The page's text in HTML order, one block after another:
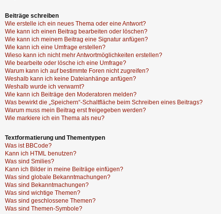
Beiträge schreiben
Wie erstelle ich ein neues Thema oder eine Antwort?
Wie kann ich einen Beitrag bearbeiten oder löschen?
Wie kann ich meinem Beitrag eine Signatur anfügen?
Wie kann ich eine Umfrage erstellen?
Wieso kann ich nicht mehr Antwortmöglichkeiten erstellen?
Wie bearbeite oder lösche ich eine Umfrage?
Warum kann ich auf bestimmte Foren nicht zugreifen?
Weshalb kann ich keine Dateianhänge anfügen?
Weshalb wurde ich verwarnt?
Wie kann ich Beiträge den Moderatoren melden?
Was bewirkt die „Speichern“-Schaltfläche beim Schreiben eines Beitrags?
Warum muss mein Beitrag erst freigegeben werden?
Wie markiere ich ein Thema als neu?
Textformatierung und Thementypen
Was ist BBCode?
Kann ich HTML benutzen?
Was sind Smilies?
Kann ich Bilder in meine Beiträge einfügen?
Was sind globale Bekanntmachungen?
Was sind Bekanntmachungen?
Was sind wichtige Themen?
Was sind geschlossene Themen?
Was sind Themen-Symbole?